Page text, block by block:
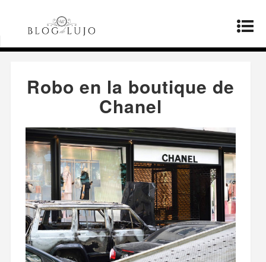
Página principal
boutique de Chanel
Robo en la boutique de
Chanel